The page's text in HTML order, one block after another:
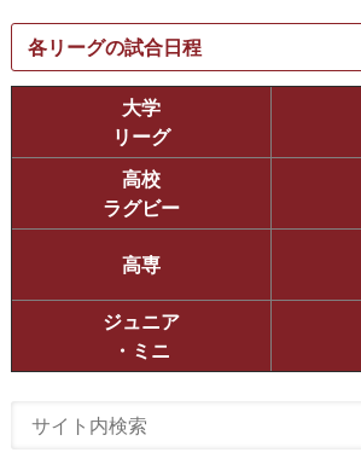
各リーグの試合日程
大学
リーグ
高校
ラグビー
高専
ジュニア
・ミニ